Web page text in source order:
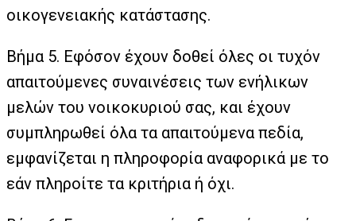
οικογενειακής κατάστασης.
Βήμα 5. Εφόσον έχουν δοθεί όλες οι τυχόν
απαιτούμενες συναινέσεις των ενήλικων
μελών του νοικοκυριού σας, και έχουν
συμπληρωθεί όλα τα απαιτούμενα πεδία,
εμφανίζεται η πληροφορία αναφορικά με το
εάν πληροίτε τα κριτήρια ή όχι.